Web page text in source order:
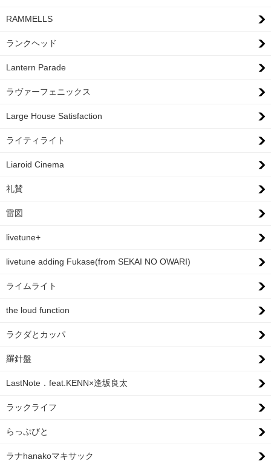
RAMMELLS
ランクヘッド
Lantern Parade
ラヴァーフェニックス
Large House Satisfaction
ライティライト
Liaroid Cinema
礼賛
雷図
livetune+
livetune adding Fukase(from SEKAI NO OWARI)
ライムライト
the loud function
ラクダとカッパ
羅針盤
LastNote．feat.KENN×逢坂良太
ラックライフ
らっぷびと
ラナhanakoマキサック